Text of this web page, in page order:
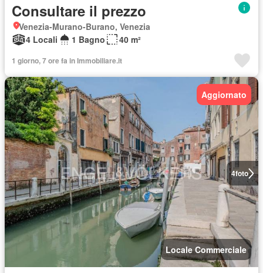
Consultare il prezzo
Venezia-Murano-Burano, Venezia
4 Locali
1 Bagno 40 m²
1 giorno, 7 ore fa in Immobiliare.it
4foto
Aggiornato
Locale Commerciale